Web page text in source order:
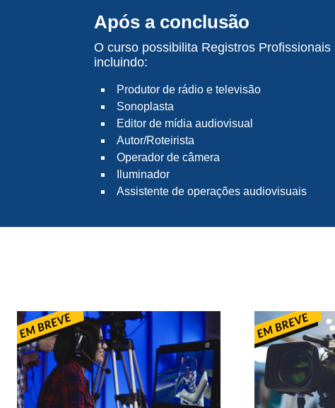
Após a conclusão
O curso possibilita Registros
incluindo:
Produtor de rádio e televisão
Sonoplasta
Editor de mídia audiovisual
Autor/Roteirista
Operador de câmera
Iluminador
Assistente de operações audiovisuais